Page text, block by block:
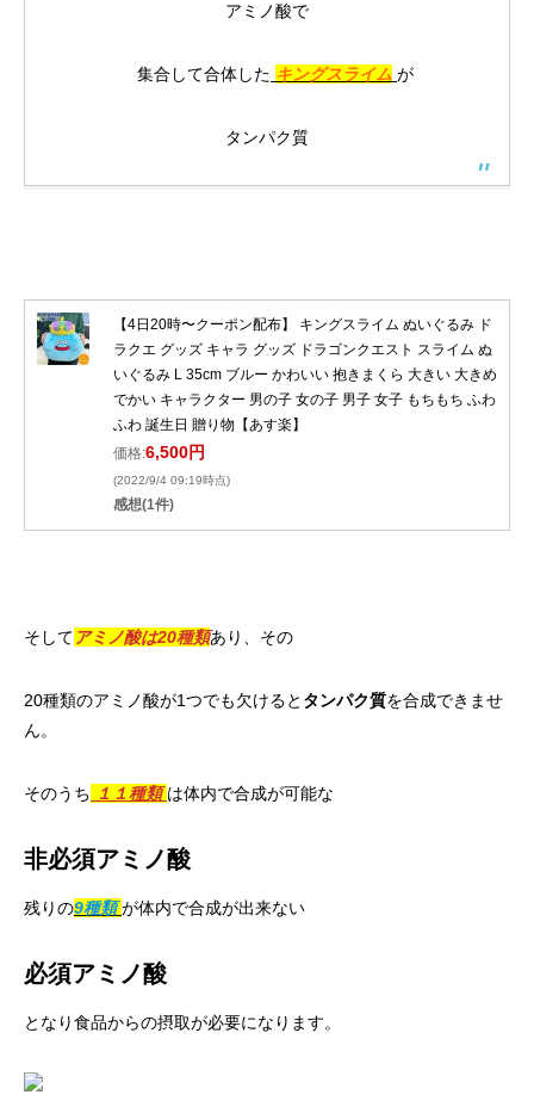
アミノ酸で
集合して合体した キングスライム が
タンパク質
【4日20時〜クーポン配布】 キングスライム ぬいぐるみ ド
ラクエ グッズ キャラ グッズ ドラゴンクエスト スライム ぬ
いぐるみ L 35cm ブルー かわいい 抱きまくら 大きい 大きめ
でかい キャラクター 男の子 女の子 男子 女子 もちもち ふわ
ふわ 誕生日 贈り物【あす楽】
価格:6,500円
(2022/9/4 09:19時点)
感想(1件)
そして アミノ酸は20種類あり、その
20種類のアミノ酸が1つでも欠けると タンパク質を合成できませ
ん。
そのうち １１種類は体内で合成が可能な
非必須アミノ酸
残りの9種類が体内で合成が出来ない
必須アミノ酸
となり食品からの摂取が必要になります。